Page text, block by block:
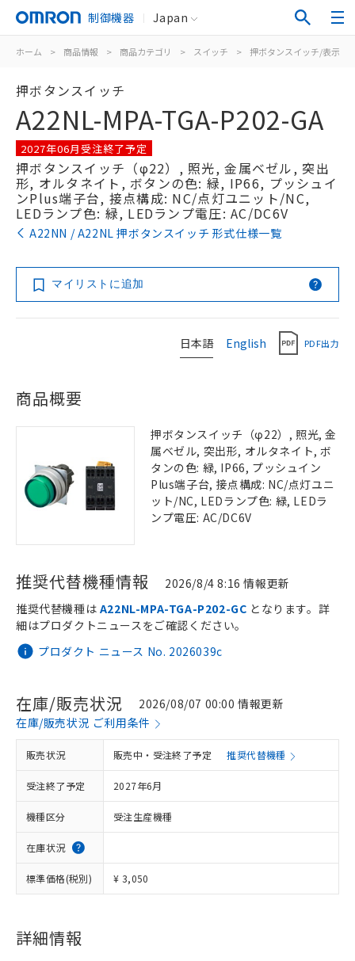
制御機器 Japan
ホーム > 商品情報 > 商品カテゴリ > スイッチ > 押ボタンスイッチ/表示灯
押ボタンスイッチ
A22NL-MPA-TGA-P202-GA
2027年06月受注終了予定
押ボタンスイッチ（φ22）, 照光, 金属ベゼル, 突出
形, オルタネイト, ボタンの色: 緑, IP66, プッシュイ
ンPlus端子台, 接点構成: NC/点灯ユニット/NC,
LEDランプ色: 緑, LEDランプ電圧: AC/DC6V
A22NN / A22NL 押ボタンスイッチ 形式仕様一覧
マイリストに追加
日本語 English PDF出力
商品概要
押ボタンスイッチ（φ22）, 照光, 金
属ベゼル, 突出形, オルタネイト, ボ
タンの色: 緑, IP66, プッシュイン
Plus端子台, 接点構成: NC/点灯ユニ
ット/NC, LEDランプ色: 緑, LEDラ
ンプ電圧: AC/DC6V
推奨代替機種情報 2026/8/4 8:16 情報更新
プロダクト ニュース No. 2026039c
推奨代替機種は A22NL-MPA-TGA-P202-GC となります。詳
細はプロダクトニュースをご確認ください。
在庫/販売状況
2026/08/07 00:00 情報更新
在庫/販売状況 ご利用条件
販売状況 販売中・受注終了予定 推奨代替機種
受注終了予定 2027年6月
機種区分 受注生産機種
在庫状況
標準価格(税別) ¥ 3,050
詳細情報